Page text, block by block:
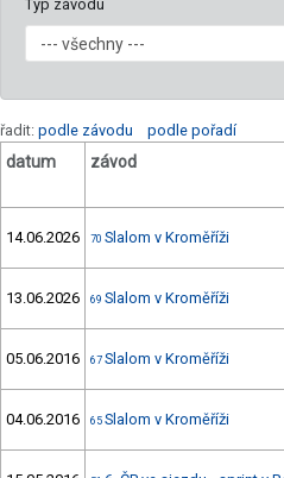
Typ závodu
řadit: podle závodu podle pořadí
datum závod
14.06.2026 70 Slalom v Kroměříži
13.06.2026 69 Slalom v Kroměříži
05.06.2016 67 Slalom v Kroměříži
04.06.2016 65 Slalom v Kroměříži